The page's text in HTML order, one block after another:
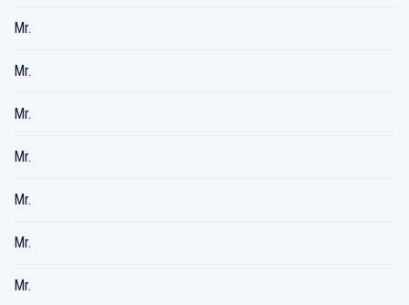
Mr.
Mr.
Mr.
Mr.
Mr.
Mr.
Mr.